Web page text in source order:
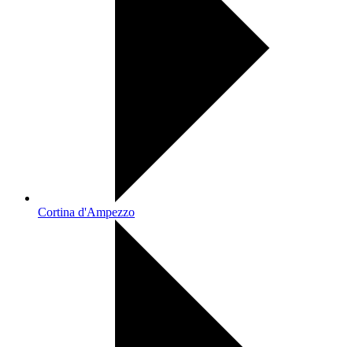
Cortina d'Ampezzo